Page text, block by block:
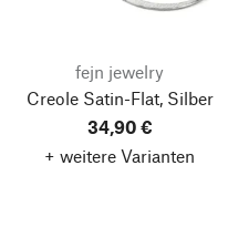
fejn jewelry
Creole Satin-Flat, Silber
34,90 €
+ weitere Varianten